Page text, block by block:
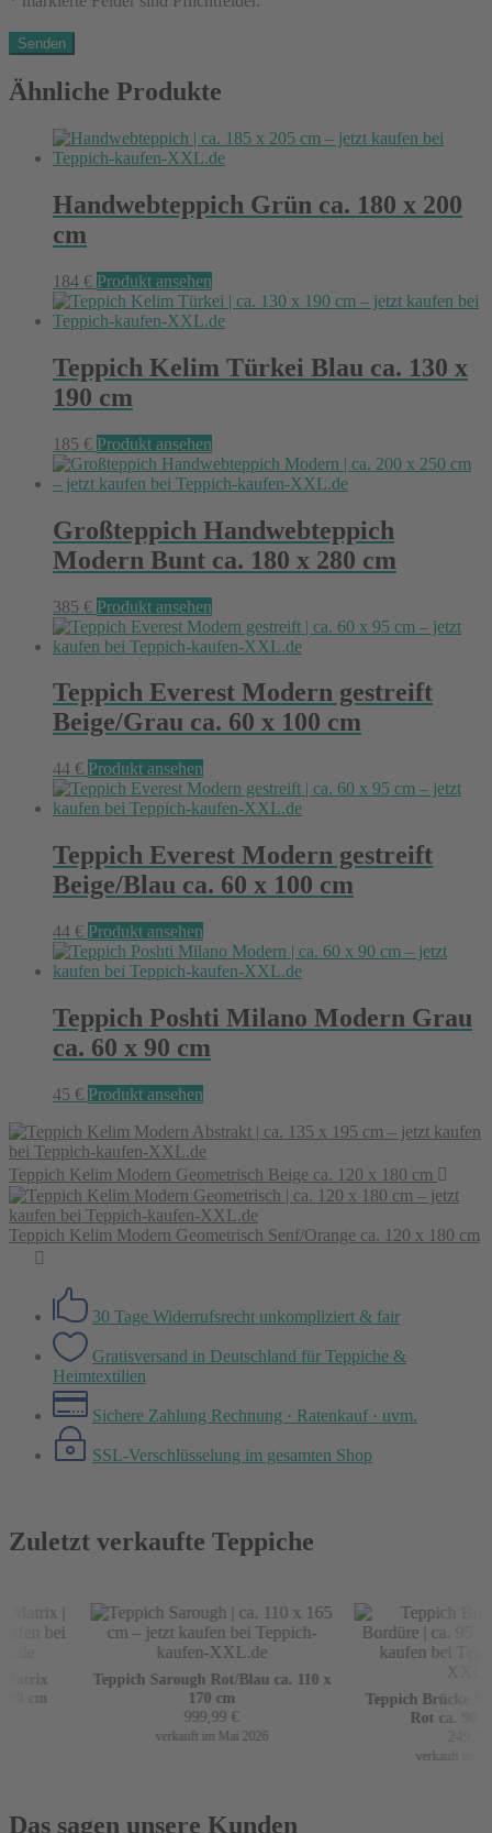
Ähnliche Produkte
Handwebteppich Grün ca. 180 x 200
cm
184 € Produkt ansehen
Teppich Kelim Türkei Blau ca. 130 x
190 cm
185 € Produkt ansehen
Großteppich Handwebteppich
Modern Bunt ca. 180 x 280 cm
385 € Produkt ansehen
Teppich Everest Modern gestreift
Beige/Grau ca. 60 x 100 cm
44 € Produkt ansehen
Teppich Everest Modern gestreift
Beige/Blau ca. 60 x 100 cm
44 € Produkt ansehen
Teppich Poshti Milano Modern Grau
ca. 60 x 90 cm
45 € Produkt ansehen
Teppich Kelim Modern Geometrisch Beige ca. 120 x 180 cm
Teppich Kelim Modern Geometrisch Senf/Orange ca. 120 x 180 cm
30 Tage Widerrufsrecht unkompliziert & fair
Gratisversand in Deutschland für Teppiche &
Heimtextilien
Sichere Zahlung Rechnung · Ratenkauf · uvm.
SSL-Verschlüsselung im gesamten Shop
Zuletzt verkaufte Teppiche
Teppich Sarough Rot/Blau ca. 110 x
170 cm
999,99€
verkauft im Mai 2026
Teppich Brücke
Rot ca. 90 x
verkauft im
Das sagen unsere Kunden